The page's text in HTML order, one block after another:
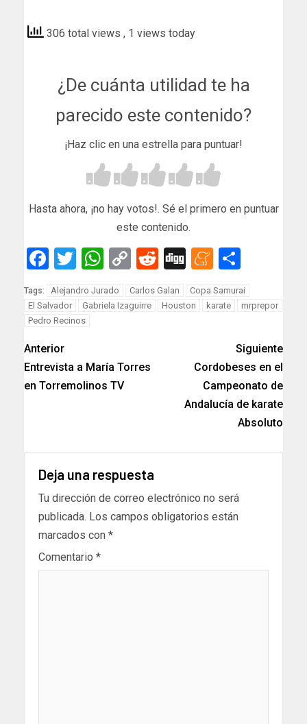
306 total views , 1 views today
¿De cuánta utilidad te ha
parecido este contenido?
¡Haz clic en una estrella para puntuar!
Hasta ahora, ¡no hay votos!. Sé el primero en puntuar
este contenido.
Facebook
TwitterWhatsApp
Copy
Link
RedditDigg
Tags: Alejandro Jurado Carlos Galan
Copa Samurai
El Salvador
Gabriela Izaguirre Houston karate
mrprepor
Pedro Recinos
Anterior
Entrevista a María Torres
en Torremolinos TV
Siguiente
Cordobeses en el
Campeonato de
Andalucía de karate
Absoluto
Deja una respuesta
Tu dirección de correo electrónico no será
publicada. Los campos obligatorios están
marcados con *
Comentario *